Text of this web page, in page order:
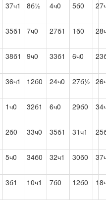
37ч1 8б½ 4ч0 5б0
35б1 7ч0 27б1 1б0
38б1 9ч0 33б1 6ч0
36ч1 12б0 24ч0 27б½
1ч0 32б1 6ч0 29б0
2б0 33ч0 35б1 31ч1
5ч0 34б0 32ч1 30б0
3б1 10ч1 7б0 12б0